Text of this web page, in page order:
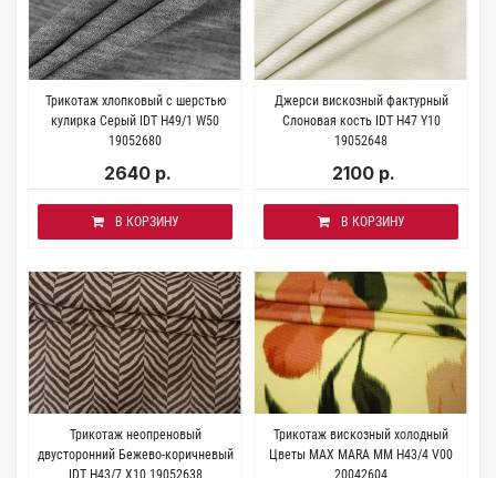
Трикотаж хлопковый с шерстью
кулирка Серый IDT H49/1 W50
19052680
2640 р.
В КОРЗИНУ
Джерси вискозный фактурный
Слоновая кость IDT H47 Y10
19052648
2100 р.
В КОРЗИНУ
Трикотаж неопреновый
двусторонний Бежево-коричневый
IDT H43/7 X10 19052638
Трикотаж вискозный холодный
Цветы MAX MARA MM H43/4 V00
20042604